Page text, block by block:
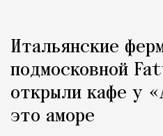
Итальянские
подмосковной
открыли кафе у
это аморе